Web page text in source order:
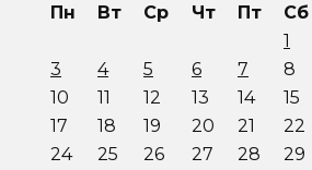
Пн Вт Ср Чт Пт Сб
1
3
4 5 6 7 8
10
11 12 13 14 15
17
18 19 20 21 22
24
25 26 27 28 29